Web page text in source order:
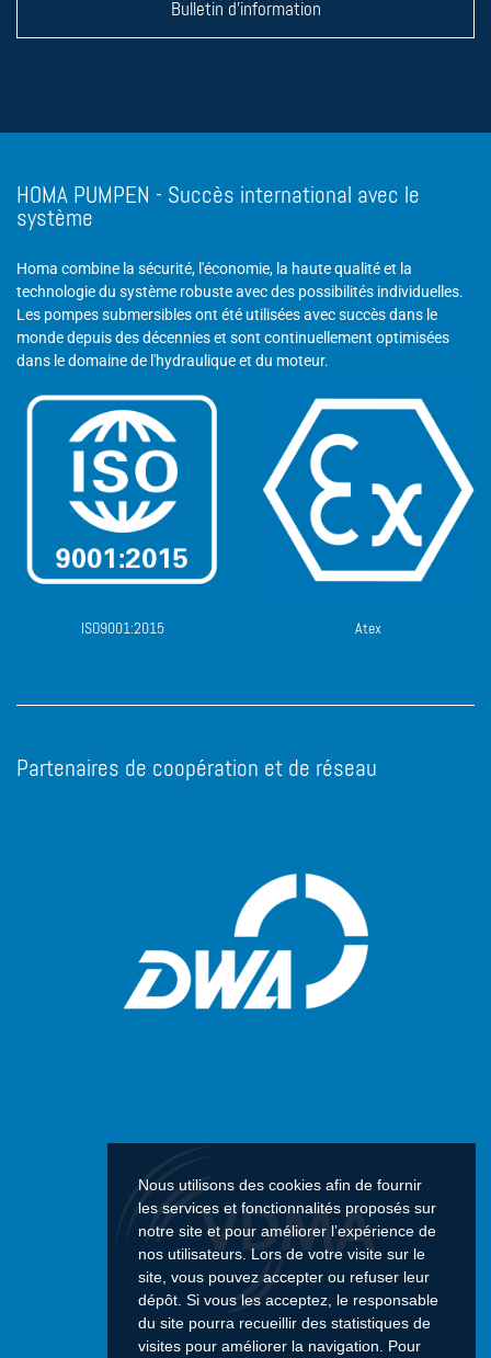
Nous utilisons des cookies afin de fournir
les services et fonctionnalités proposés sur
notre site et pour améliorer l’expérience de
nos utilisateurs. Lors de votre visite sur le
site, vous pouvez accepter ou refuser leur
dépôt. Si vous les acceptez, le responsable
du site pourra recueillir des statistiques de
visites pour améliorer la navigation. Pour
Bulletin d'information
HOMA PUMPEN - Succès international avec le
système
Homa combine la sécurité, l'économie, la haute qualité et la
technologie du système robuste avec des possibilités individuelles.
Les pompes submersibles ont été utilisées avec succès dans le
monde depuis des décennies et sont continuellement optimisées
dans le domaine de l'hydraulique et du moteur.
ISO9001:2015 Atex
Partenaires de coopération et de réseau